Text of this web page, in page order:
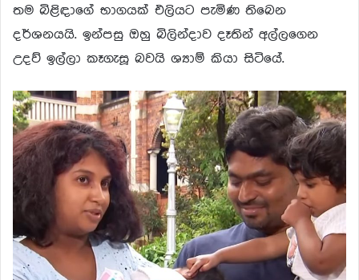
තම බිළිඳාගේ භාගයක් එලියට පැමිණ තිබෙන
දර්ශනයයි. ඉන්පසු ඔහු බිලින්දාව දෑතින් අල්ලගෙන
උදව් ඉල්ලා කෑගැසූ බවයි ශ්‍යාම් කියා සිටියේ.